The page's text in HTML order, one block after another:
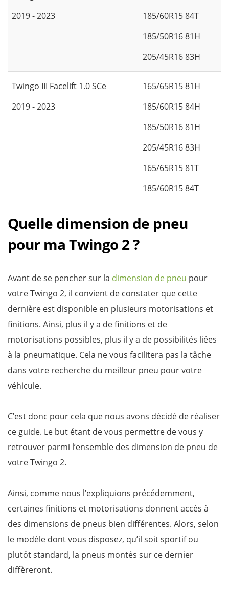
2019 - 2023
185/60R15 84T
185/50R16 81H
205/45R16 83H
Twingo III Facelift 1.0 SCe
2019 - 2023
165/65R15 81H
185/60R15 84H
185/50R16 81H
205/45R16 83H
165/65R15 81T
185/60R15 84T
Quelle dimension de pneu
pour ma Twingo 2 ?
Avant de se pencher sur la dimension de pneu pour
votre Twingo 2, il convient de constater que cette
dernière est disponible en plusieurs motorisations et
finitions. Ainsi, plus il y a de finitions et de
motorisations possibles, plus il y a de possibilités liées
à la pneumatique. Cela ne vous facilitera pas la tâche
dans votre recherche du meilleur pneu pour votre
véhicule.
C’est donc pour cela que nous avons décidé de réaliser
ce guide. Le but étant de vous permettre de vous y
retrouver parmi l’ensemble des dimension de pneu de
votre Twingo 2.
Ainsi, comme nous l’expliquions précédemment,
certaines finitions et motorisations donnent accès à
des dimensions de pneus bien différentes. Alors, selon
le modèle dont vous disposez, qu’il soit sportif ou
plutôt standard, la pneus montés sur ce dernier
diffèreront.